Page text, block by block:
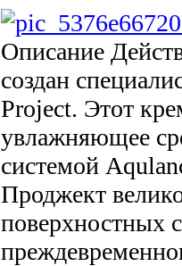
Описание
создан
Project. Этот
увлажняющее
системой
Проджект
поверхностных